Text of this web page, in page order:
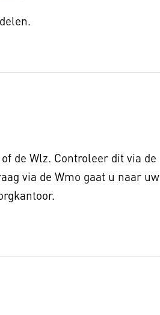
de Wlz. Controleer dit via de
via de Wmo gaat u naar uw